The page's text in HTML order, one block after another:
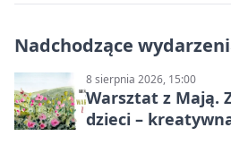
Nadchodzące
8 sierpnia 2026, 15:00
Warsztat z Mają.
dzieci –